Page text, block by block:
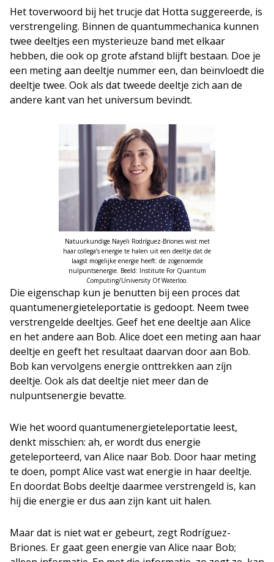
Het toverwoord bij het trucje dat Hotta suggereerde, is
verstrengeling. Binnen de quantummechanica kunnen
twee deeltjes een mysterieuze band met elkaar
hebben, die ook op grote afstand blijft bestaan. Doe je
een meting aan deeltje nummer een, dan beïnvloedt die
deeltje twee. Ook als dat tweede deeltje zich aan de
andere kant van het universum bevindt.
Natuurkundige Nayeli Rodríguez-Briones wist met
haar collega’s energie te halen uit een deeltje dat de
laagst mogelijke energie heeft: de zogenoemde
nulpuntsenergie. Beeld: Institute For Quantum
Computing/University Of Waterloo.
Die eigenschap kun je benutten bij een proces dat
quantumenergieteleportatie is gedoopt. Neem twee
verstrengelde deeltjes. Geef het ene deeltje aan Alice
en het andere aan Bob. Alice doet een meting aan haar
deeltje en geeft het resultaat daarvan door aan Bob.
Bob kan vervolgens energie onttrekken aan zíjn
deeltje. Ook als dat deeltje niet meer dan de
nulpuntsenergie bevatte.
Wie het woord quantumenergieteleportatie leest,
denkt misschien: ah, er wordt dus energie
geteleporteerd, van Alice naar Bob. Door haar meting
te doen, pompt Alice vast wat energie in haar deeltje.
En doordat Bobs deeltje daarmee verstrengeld is, kan
hij die energie er dus aan zijn kant uit halen.
Maar dat is niet wat er gebeurt, zegt Rodríguez-
Briones. Er gaat geen energie van Alice naar Bob;